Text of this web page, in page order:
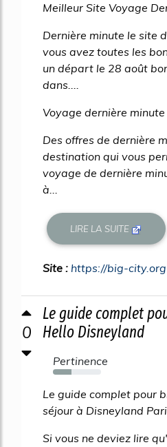
Meilleur Site Voyage
Dernière minute le site
vous avez toutes les
un départ le 28 août
dans....
Voyage dernière
Des offres de dernière
destination qui vous
voyage de dernière
à...
LIRE LA SUITE
Site : https://big-city.org
0
Le guide complet
Hello Disneyland
Pertinence
38%
Le guide complet pour
séjour à Disneyland
Si vous ne deviez lire